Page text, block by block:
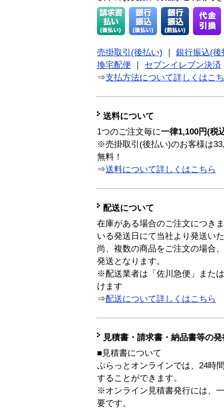
売掛取引(後払い)
銀行振込(後
換宅配便
セブンイレブン決済
⇒支払方法について詳しくはこ
送料について
1つのご注文毎に一律1,100円(税
※売掛取引(後払い)のお客様は
無料！
⇒送料について詳しくはこちら
配送について
在庫がある場合のご注文につき
いる発送日にて当社より発送い
尚、複数の商品をご注文の場合
発送となります。
※配送業者は「佐川急便」また
けます
⇒配送について詳しくはこちら
見積書・請求書・納品書等の
■見積書について
ぷらっとオンラインでは、24時
することができます。
※オンライン見積書発行には、
要です。